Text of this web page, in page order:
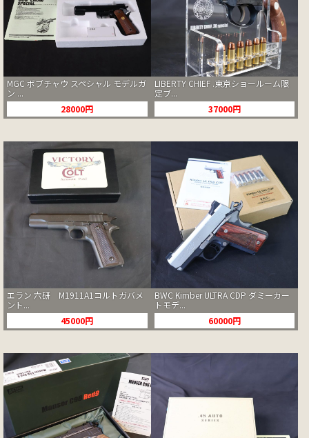
MGC ボブチャウ スペシャル モデルガ
ン ...
28000円
LIBERTY CHIEF .東京ショールーム限
定ブ...
37000円
エラン 六研 M1911A1コルトガバメ
ント...
45000円
BWC Kimber ULTRA CDP ダミーカー
トモデ...
60000円